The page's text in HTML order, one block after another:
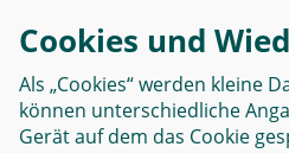
Cookies und
Als „Cookies“ werden kleine
können unterschiedliche
Gerät auf dem das Cookie